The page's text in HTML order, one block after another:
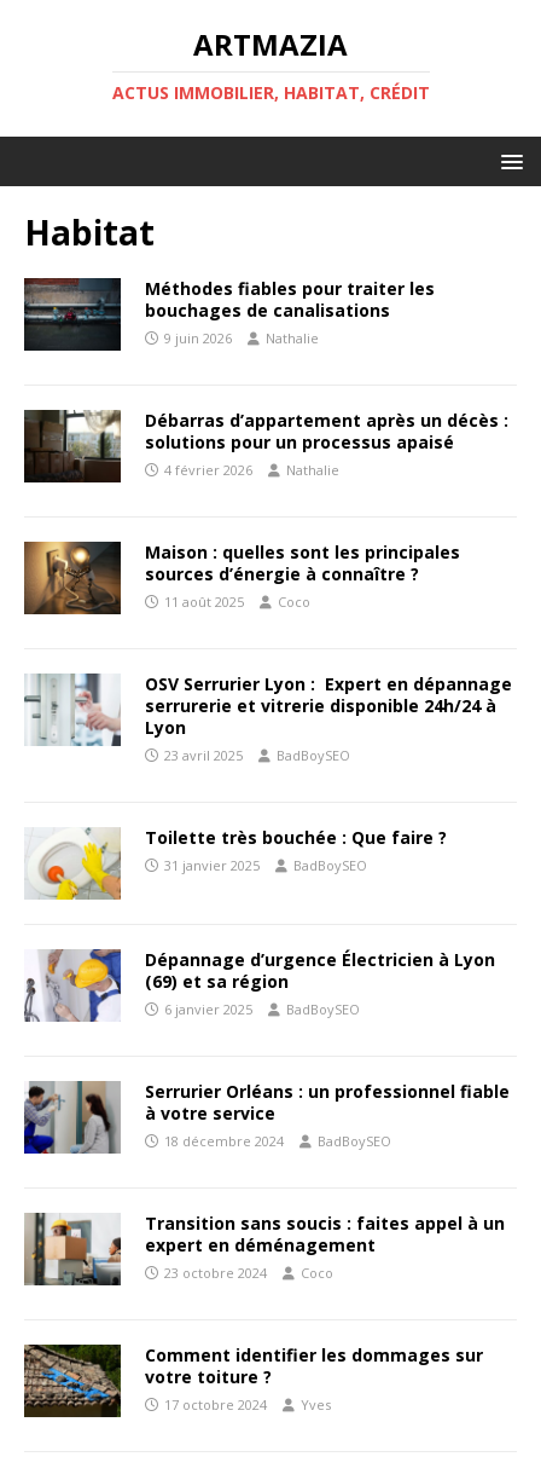
ARTMAZIA
ACTUS IMMOBILIER, HABITAT, CRÉDIT
Habitat
Méthodes fiables pour traiter les
bouchages de canalisations
9 juin 2026 Nathalie
Débarras d’appartement après un décès :
solutions pour un processus apaisé
4 février 2026 Nathalie
Maison : quelles sont les principales
sources d’énergie à connaître ?
11 août 2025 Coco
OSV Serrurier Lyon : Expert en dépannage
serrurerie et vitrerie disponible 24h/24 à
Lyon
23 avril 2025 BadBoySEO
Toilette très bouchée : Que faire ?
31 janvier 2025 BadBoySEO
Dépannage d’urgence Électricien à Lyon
(69) et sa région
6 janvier 2025 BadBoySEO
Serrurier Orléans : un professionnel fiable
à votre service
18 décembre 2024 BadBoySEO
Transition sans soucis : faites appel à un
expert en déménagement
23 octobre 2024 Coco
Comment identifier les dommages sur
votre toiture ?
17 octobre 2024 Yves